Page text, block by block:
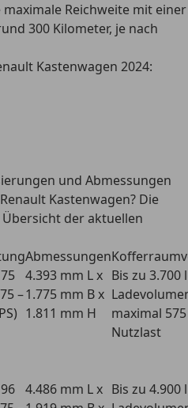
Reichweite mit einer
300 Kilometer, je nach
Kastenwagen 2024:
und Abmessungen
Kastenwagen? Die
der aktuellen
Abmessungen
–
4.393 mm L x
1.775 mm B x
1.811 mm H
Bis zu 3.700 l
maximal
Nutzlast
4.486 mm L x Bis zu 4.900 l